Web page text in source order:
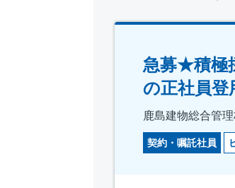
急募★積極
の正社員登
鹿島建物総合管
契約・嘱託社員